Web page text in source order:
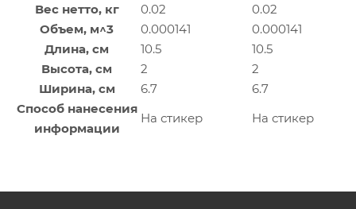
Вес нетто, кг
0.02
0.02
Объем, м^3
0.000141
0.000141
Длина, см
10.5
10.5
Высота, см
2
2
Ширина, см
6.7
6.7
Способ нанесения
информации
На стикер На стикер